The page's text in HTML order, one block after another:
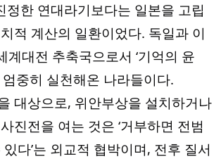
정한 연대라기보다는 일본을 고립
적 계산의 일환이었다. 독일과 이
계대전 추축국으로서 ‘기억의 윤
엄중히 실천해온 나라들이다.
대상으로, 위안부상을 설치하거나
진전을 여는 것은 ‘거부하면 전범
다’는 외교적 협박이며, 전후 질서